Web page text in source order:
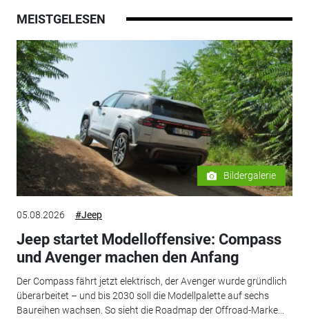
MEISTGELESEN
Bildergalerie
05.08.2026 #Jeep
Jeep startet Modelloffensive: Compass
und Avenger machen den Anfang
Der Compass fährt jetzt elektrisch, der Avenger wurde gründlich
überarbeitet – und bis 2030 soll die Modellpalette auf sechs
Baureihen wachsen. So sieht die Roadmap der Offroad-Marke...